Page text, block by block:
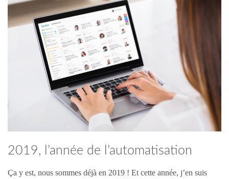
2019, l’année de l’automatisation
des process de recrutement
Ça y est, nous sommes déjà en 2019 ! Et cette année, j’en suis